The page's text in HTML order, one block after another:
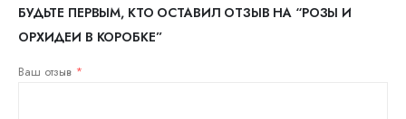
БУДЬТЕ ПЕРВЫМ, КТО ОСТАВИЛ ОТЗЫВ НА “РОЗЫ И
ОРХИДЕИ В КОРОБКЕ”
Ваш отзыв *